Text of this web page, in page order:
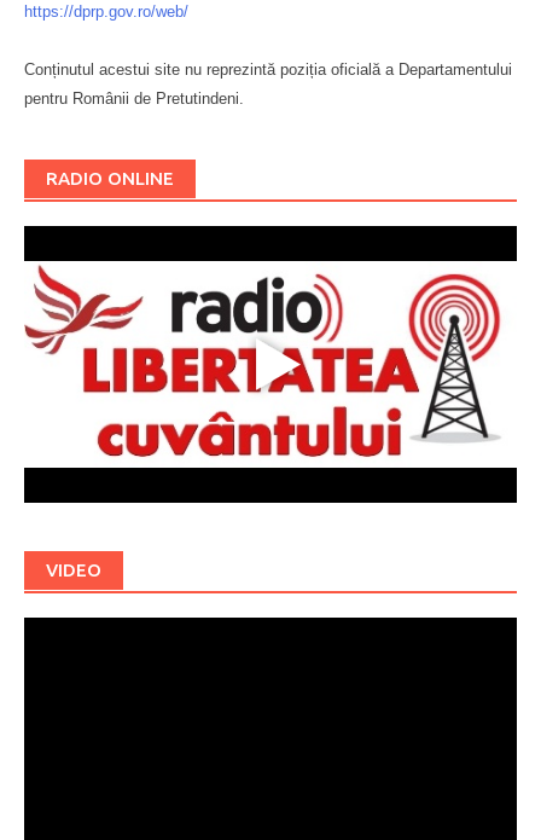
https://dprp.gov.ro/web/
Conținutul acestui site nu reprezintă poziția oficială a Departamentului
pentru Românii de Pretutindeni.
RADIO ONLINE
VIDEO